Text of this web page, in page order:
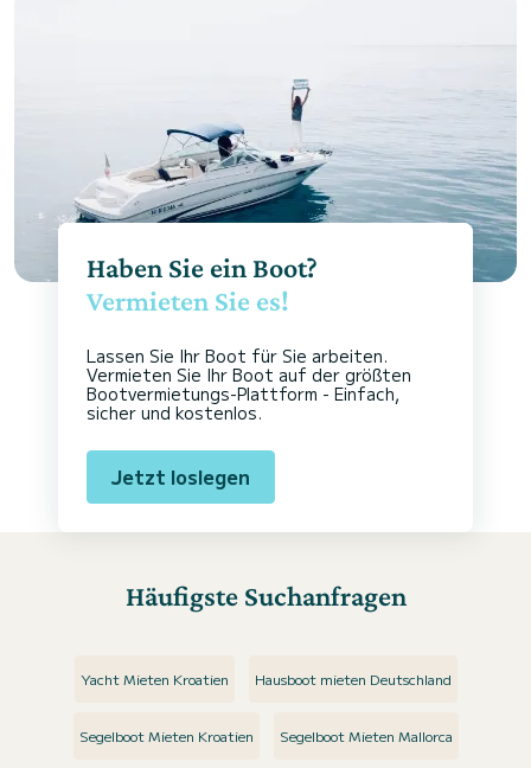
Haben Sie ein Boot?
Vermieten Sie es!
Lassen Sie Ihr Boot für Sie arbeiten.
Vermieten Sie Ihr Boot auf der größten
Bootvermietungs-Plattform - Einfach,
sicher und kostenlos.
Jetzt loslegen
Häufigste Suchanfragen
Yacht Mieten Kroatien Hausboot mieten Deutschland
Segelboot Mieten Kroatien Segelboot Mieten Mallorca